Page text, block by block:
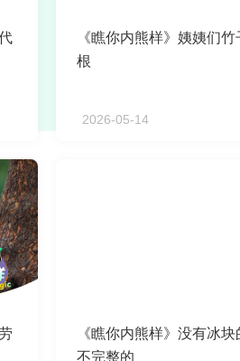
《瞧你内熊样》姨姨们
根
2026-05-14
《瞧你内熊样》没有冰
不完整的